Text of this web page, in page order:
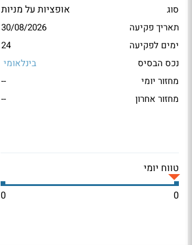
סוג
אופציות על מניות
תאריך פקיעה
30/08/2026
ימים לפקיעה
24
נכס הבסיס
בינלאומי
מחזור יומי
--
מחזור אחרון
--
טווח יומי
0
0